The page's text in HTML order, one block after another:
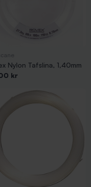
Nylon Tafslina, 1,40mm
kr